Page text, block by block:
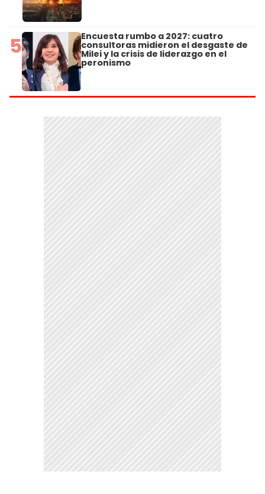
5 Encuesta rumbo a 2027: cuatro
consultoras midieron el desgaste de
Milei y la crisis de liderazgo en el
peronismo